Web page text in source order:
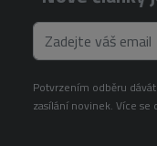
Potvrzením odběru
zasílání novinek. Více se